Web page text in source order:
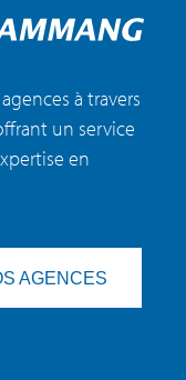
à travers
un service
en
AGENCES